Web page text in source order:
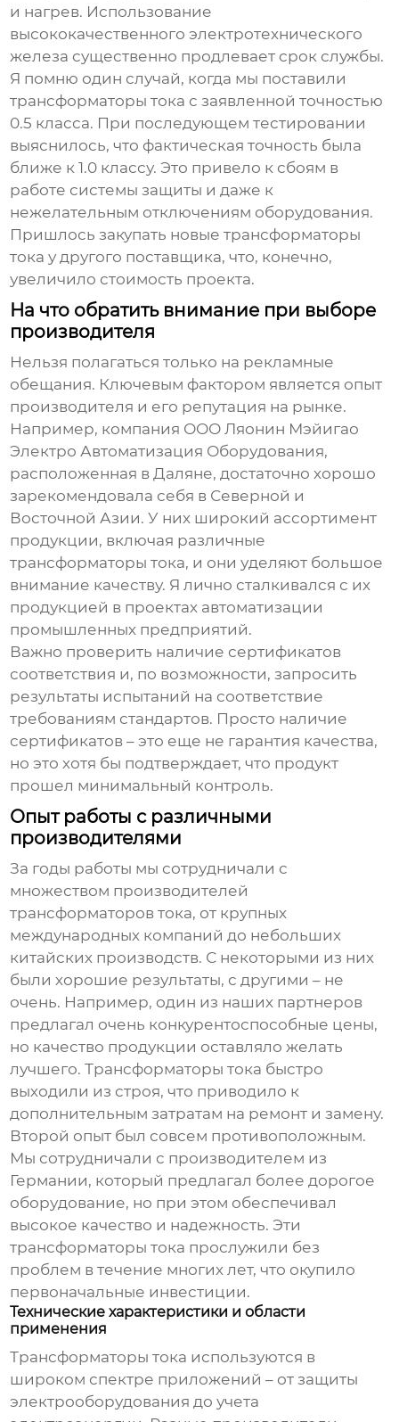
и нагрев. Использование
высококачественного электротехнического
железа существенно продлевает срок службы.
Я помню один случай, когда мы поставили
трансформаторы тока с заявленной точностью
0.5 класса. При последующем тестировании
выяснилось, что фактическая точность была
ближе к 1.0 классу. Это привело к сбоям в
работе системы защиты и даже к
нежелательным отключениям оборудования.
Пришлось закупать новыетрансформаторы
тока у другого поставщика, что, конечно,
увеличило стоимость проекта.
На что обратить внимание при выборе
производителя
Нельзя полагаться только на рекламные
обещания. Ключевым фактором является опыт
производителя и его репутация на рынке.
Например, компания ООО Ляонин Мэйигао
Электро Автоматизация Оборудования,
расположенная в Даляне, достаточно хорошо
зарекомендовала себя в Северной и
Восточной Азии. У них широкий ассортимент
продукции, включая различные
трансформаторы тока, и они уделяют большое
внимание качеству. Я лично сталкивался с их
продукцией в проектах автоматизации
промышленных предприятий.
Важно проверить наличие сертификатов
соответствия и, по возможности, запросить
результаты испытаний на соответствие
требованиям стандартов. Просто наличие
сертификатов – это еще не гарантия качества,
но это хотя бы подтверждает, что продукт
прошел минимальный контроль.
Опыт работы с различными
производителями
За годы работы мы сотрудничали с
множеством производителей
трансформаторов тока, от крупных
международных компаний до небольших
китайских производств. С некоторыми из них
были хорошие результаты, с другими – не
очень. Например, один из наших партнеров
предлагал очень конкурентоспособные цены,
но качество продукции оставляло желать
лучшего.Трансформаторы тока быстро
выходили из строя, что приводило к
дополнительным затратам на ремонт и замену.
Второй опыт был совсем противоположным.
Мы сотрудничали с производителем из
Германии, который предлагал более дорогое
оборудование, но при этом обеспечивал
высокое качество и надежность. Эти
трансформаторы тока прослужили без
проблем в течение многих лет, что окупило
первоначальные инвестиции.
Технические характеристики и области
применения
Трансформаторы тока используются в
широком спектре приложений – от защиты
электрооборудования до учета